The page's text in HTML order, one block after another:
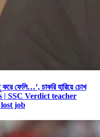
ফেলি…’, চাকরি হারিয়ে চোখ
| SSC Verdict teacher
job